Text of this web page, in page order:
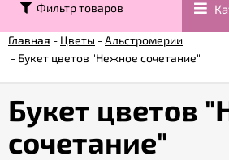
Контакты
Возврат
Гарантии
Фильтр товаров
Главная - Цветы -Альстромерии
- Букет цветов "Нежное сочетание"
Букет цветов
сочетание"